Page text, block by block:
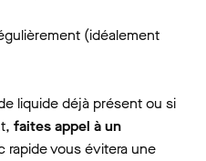
(idéalement
liquide déjà présent ou si
faites appel à un
rapide vous évitera une